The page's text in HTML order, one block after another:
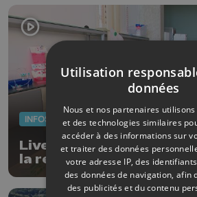
INFOS
LiveDrop : la goutte qui
la recherche
Utilisation
données
Nous et nos partenaires
et des technologies similaires
accéder à des informations sur
et traiter des données
votre adresse IP, des
des données de navigation, afin
des publicités et du contenu